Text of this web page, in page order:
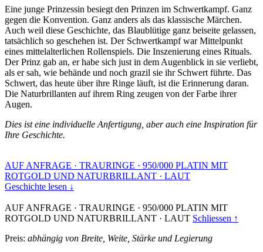
Eine junge Prinzessin besiegt den Prinzen im Schwertkampf. Ganz
gegen die Konvention. Ganz anders als das klassische Märchen.
Auch weil diese Geschichte, das Blaublütige ganz beiseite gelassen,
tatsächlich so geschehen ist. Der Schwertkampf war Mittelpunkt
eines mittelalterlichen Rollenspiels. Die Inszenierung eines Rituals.
Der Prinz gab an, er habe sich just in dem Augenblick in sie verliebt,
als er sah, wie behände und noch grazil sie ihr Schwert führte. Das
Schwert, das heute über ihre Ringe läuft, ist die Erinnerung daran.
Die Naturbrillanten auf ihrem Ring zeugen von der Farbe ihrer
Augen.
Dies ist eine individuelle Anfertigung, aber auch eine Inspiration für
Ihre Geschichte.
AUF ANFRAGE · TRAURINGE · 950/000 PLATIN MIT
ROTGOLD UND NATURBRILLANT · LAUT
Geschichte lesen ↓
AUF ANFRAGE · TRAURINGE · 950/000 PLATIN MIT
ROTGOLD UND NATURBRILLANT · LAUT Schliessen ↑
Preis: abhängig von Breite, Weite, Stärke und Legierung